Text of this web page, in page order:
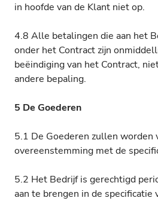
in hoofde van de Klant niet op.
4.8 Alle betalingen die aan het
onder het Contract zijn
beëindiging van het Contract,
andere bepaling.
5 De Goederen
5.1 De Goederen zullen worden
overeenstemming met de
5.2 Het Bedrijf is gerechtigd
aan te brengen in de specificatie